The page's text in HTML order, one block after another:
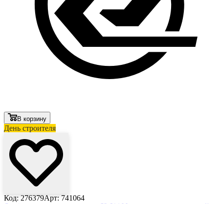
В корзину
День строителя
Код: 276379Арт: 741064